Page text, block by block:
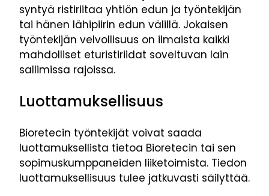
syntyä ristiriitaa yhtiön edun ja työntekijän
tai hänen lähipiirin edun välillä. Jokaisen
työntekijän velvollisuus on ilmaista kaikki
mahdolliset eturistiriidat soveltuvan lain
sallimissa rajoissa.
Luottamuksellisuus
Bioretecin työntekijät voivat saada
luottamuksellista tietoa Bioretecin tai sen
sopimuskumppaneiden liiketoimista. Tiedon
luottamuksellisuus tulee jatkuvasti säilyttää.